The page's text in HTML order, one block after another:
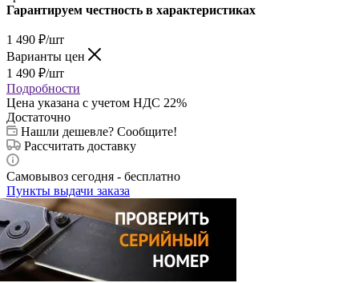
Гарантируем честность в характеристиках
1 490 ₽/шт
Варианты цен
1 490 ₽/шт
Подробности
Цена указана с учетом НДС 22%
Достаточно
Нашли дешевле? Сообщите!
Рассчитать доставку
Самовывоз сегодня - бесплатно
Пункты выдачи заказа